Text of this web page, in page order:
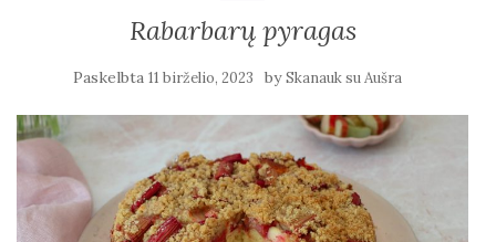
Rabarbarų pyragas
Paskelbta 11 birželio, 2023 bySkanauk su Aušra